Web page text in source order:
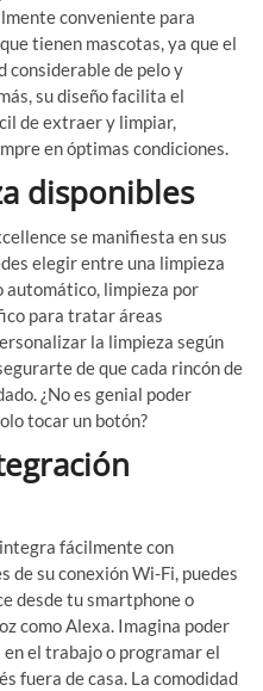
conveniente para
tienen mascotas, ya que el
considerable de pelo y
su diseño facilita el
de extraer y limpiar,
en óptimas condiciones.
disponibles
se manifiesta en sus
elegir entre una limpieza
automático, limpieza por
para tratar áreas
la limpieza según
de que cada rincón de
¿No es genial poder
tocar un botón?
fácilmente con
su conexión Wi-Fi, puedes
desde tu smartphone o
como Alexa. Imagina poder
el trabajo o programar el
fuera de casa. La comodidad